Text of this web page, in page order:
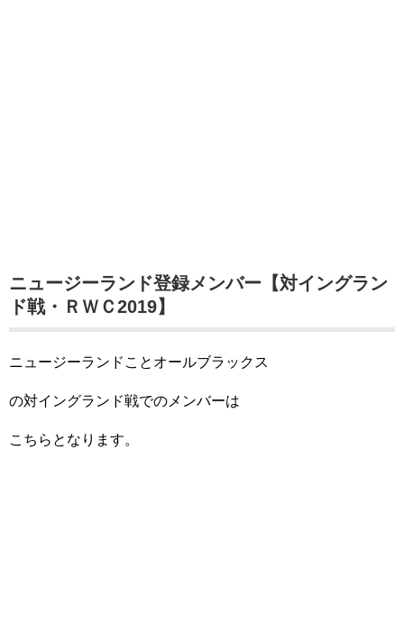
ニュージーランド登録メンバー【対イングラン
ド戦・ＲＷＣ2019】
ニュージーランドことオールブラックス
の対イングランド戦でのメンバーは
こちらとなります。